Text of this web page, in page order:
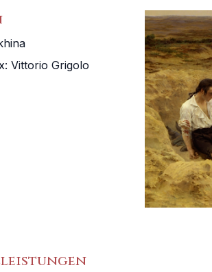
: Vittorio Grigolo